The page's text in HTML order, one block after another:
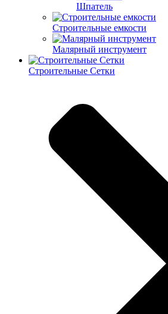
Шпатель
Строительные емкости
Малярный инструмент
Строительные Сетки